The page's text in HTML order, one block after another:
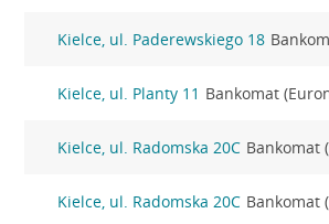
Kielce, ul. Paderewskiego 18
Kielce, ul. Planty 11 Bankomat
Kielce, ul. Radomska 20C Bankomat
Kielce, ul. Radomska 20C Bankomat